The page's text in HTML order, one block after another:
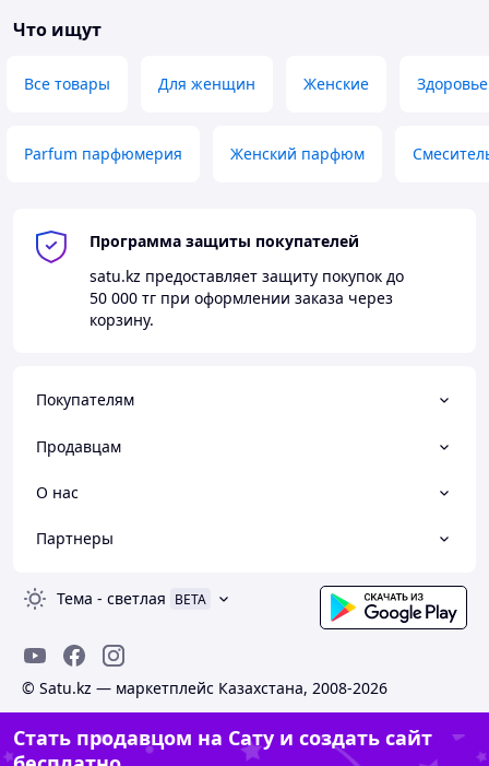
Что ищут
Все товары Для женщин Женские Здоровье
Parfum парфюмерия Женский парфюм
Программа защиты покупателей
satu.kz предоставляет защиту покупок до
50 000 тг при оформлении заказа через
корзину.
Покупателям
Продавцам
О нас
Партнеры
Тема - светлая BETA
© Satu.kz — маркетплейс Казахстана, 2008-2026
Стать продавцом на Сату и создать сайт